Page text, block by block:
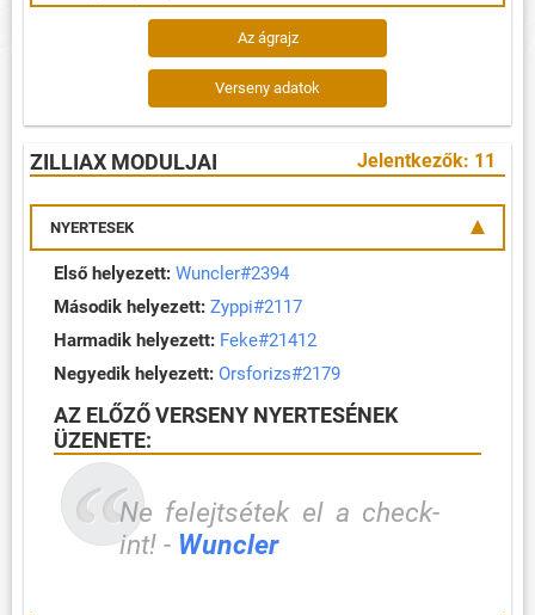
Az ágrajz
Verseny adatok
Jelentkezők: 11
ZILLIAX MODULJAI
NYERTESEK
Első helyezett: Wuncler#2394
Második helyezett: Zyppi#2117
Harmadik helyezett: Feke#21412
Negyedik helyezett: Orsforizs#2179
AZ ELŐZŐ VERSENY NYERTESÉNEK
ÜZENETE:
Ne felejtsétek el a check-
int! - Wuncler